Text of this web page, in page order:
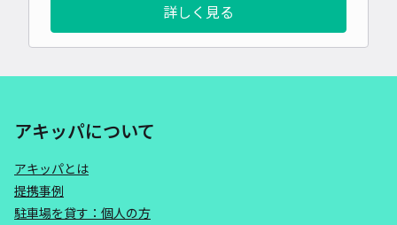
詳しく見る
アキッパについて
アキッパとは
提携事例
駐車場を貸す：個人の方